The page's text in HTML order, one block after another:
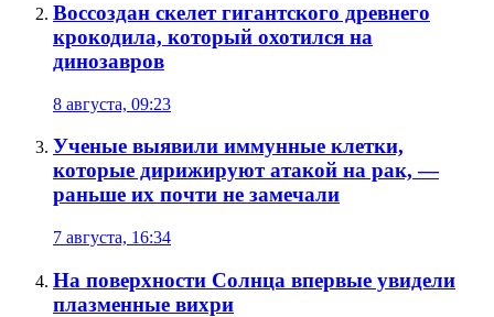
Воссоздан скелет гигантского древнего
крокодила, который охотился на
динозавров
8 августа, 09:23
Ученые выявили иммунные клетки,
которые дирижируют атакой на рак, —
раньше их почти не замечали
7 августа, 16:34
На поверхности Солнца впервые увидели
плазменные вихри